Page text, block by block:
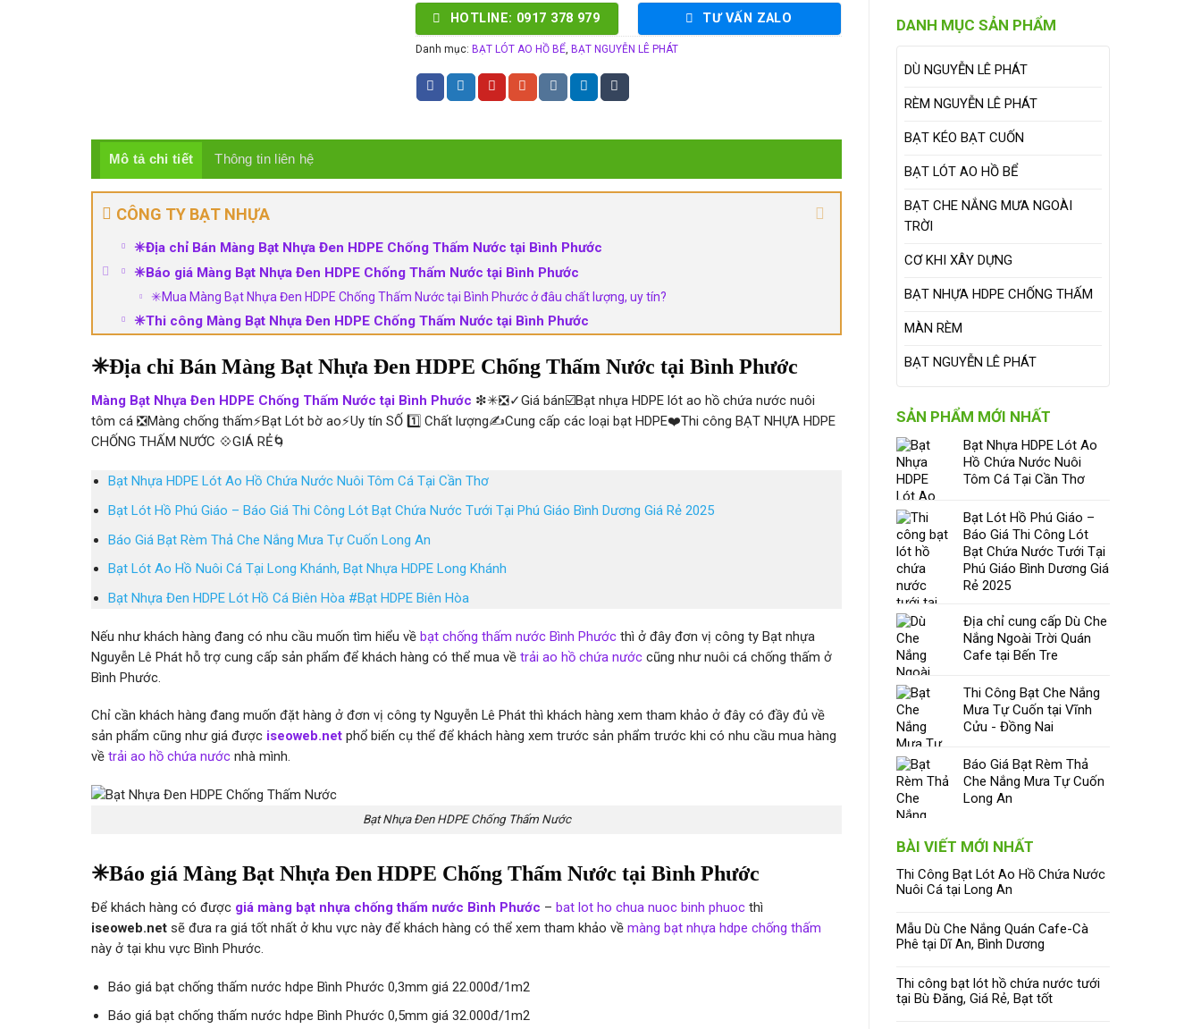
HOTLINE: 0917 378 979 TƯ VẤN ZALO
Danh mục: BẠT LÓT AO HỒ BỂ, BẠT NGUYỄN LÊ PHÁT
Mô tả chi tiết Thông tin liên hệ
CÔNG TY BẠT NHỰA
✳Địa chỉ Bán Màng Bạt Nhựa Đen HDPE Chống Thấm Nước tại Bình Phước
✳Báo giá Màng Bạt Nhựa Đen HDPE Chống Thấm Nước tại Bình Phước
✳Mua Màng Bạt Nhựa Đen HDPE Chống Thấm Nước tại Bình Phước ở đâu chất lượng, uy tín?
✳Thi công Màng Bạt Nhựa Đen HDPE Chống Thấm Nước tại Bình Phước
✳Địa chỉ Bán Màng Bạt Nhựa Đen HDPE Chống Thấm Nước tại Bình Phước
Màng Bạt Nhựa Đen HDPE Chống Thấm Nước tại Bình Phước ❇✳❎✓Giá bán☑️Bạt nhựa HDPE lót ao hồ chứa nước nuôi
tôm cá ❎Màng chống thấm⚡Bạt Lót bờ ao⚡Uy tín SỐ 1️⃣ Chất lượng✍Cung cấp các loại bạt HDPE❤️Thi công BẠT NHỰA HDPE
CHỐNG THẤM NƯỚC 💠GIÁ RẺ🌀
Bạt Nhựa HDPE Lót Ao Hồ Chứa Nước Nuôi Tôm Cá Tại Cần Thơ
Bạt Lót Hồ Phú Giáo – Báo Giá Thi Công Lót Bạt Chứa Nước Tưới Tại Phú Giáo Bình Dương Giá Rẻ 2025
Báo Giá Bạt Rèm Thả Che Nắng Mưa Tự Cuốn Long An
Bạt Lót Ao Hồ Nuôi Cá Tại Long Khánh, Bạt Nhựa HDPE Long Khánh
Bạt Nhựa Đen HDPE Lót Hồ Cá Biên Hòa #Bạt HDPE Biên Hòa
Nếu như khách hàng đang có nhu cầu muốn tìm hiểu về bạt chống thấm nước Bình Phước thì ở đây đơn vị công ty Bạt nhựa
Nguyễn Lê Phát hỗ trợ cung cấp sản phẩm để khách hàng có thể mua về trải ao hồ chứa nước cũng như nuôi cá chống thấm ở
Bình Phước.
Chỉ cần khách hàng đang muốn đặt hàng ở đơn vị công ty Nguyễn Lê Phát thì khách hàng xem tham khảo ở đây có đầy đủ về
sản phẩm cũng như giá được iseoweb.net phổ biến cụ thể để khách hàng xem trước sản phẩm trước khi có nhu cầu mua hàng
về trải ao hồ chứa nước nhà mình.
Bạt Nhựa Đen HDPE Chống Thấm Nước
✳Báo giá Màng Bạt Nhựa Đen HDPE Chống Thấm Nước tại Bình Phước
Để khách hàng có được giá màng bạt nhựa chống thấm nước Bình Phước – bat lot ho chua nuoc binh phuoc thì
iseoweb.net sẽ đưa ra giá tốt nhất ở khu vực này để khách hàng có thể xem tham khảo về màng bạt nhựa hdpe chống thấm
này ở tại khu vực Bình Phước.
Báo giá bạt chống thấm nước hdpe Bình Phước 0,3mm giá 22.000đ/1m2
Báo giá bạt chống thấm nước hdpe Bình Phước 0,5mm giá 32.000đ/1m2
DANH MỤC SẢN PHẨM
DÙ NGUYỄN LÊ PHÁT
RÈM NGUYỄN LÊ PHÁT
BẠT KÉO BẠT CUỐN
BẠT LÓT AO HỒ BỂ
BẠT CHE NẮNG MƯA NGOÀI
TRỜI
CƠ KHI XÂY DỰNG
BẠT NHỰA HDPE CHỐNG THẤM
MÀN RÈM
BẠT NGUYỄN LÊ PHÁT
SẢN PHẨM MỚI NHẤT
Bạt Nhựa HDPE Lót Ao
Hồ Chứa Nước Nuôi
Tôm Cá Tại Cần Thơ
Bạt Lót Hồ Phú Giáo –
Báo Giá Thi Công Lót
Bạt Chứa Nước Tưới Tại
Phú Giáo Bình Dương Giá
Rẻ 2025
Địa chỉ cung cấp Dù Che
Nắng Ngoài Trời Quán
Cafe tại Bến Tre
Thi Công Bạt Che Nắng
Mưa Tự Cuốn tại Vĩnh
Cửu - Đồng Nai
Báo Giá Bạt Rèm Thả
Che Nắng Mưa Tự Cuốn
Long An
BÀI VIẾT MỚI NHẤT
Thi Công Bạt Lót Ao Hồ Chứa Nước
Nuôi Cá tại Long An
Mẫu Dù Che Nắng Quán Cafe-Cà
Phê tại Dĩ An, Bình Dương
Thi công bạt lót hồ chứa nước tưới
tại Bù Đăng, Giá Rẻ, Bạt tốt